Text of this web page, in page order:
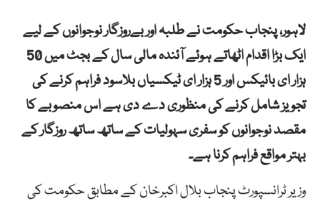
لاہور، پنجاب حکومت نے طلبہ اور بےروزگار نوجوانوں کے لیے
ایک بڑا اقدام اٹھاتے ہوئے آئندہ مالی سال کے بجٹ میں 50
ہزار ای بائیکس اور 5 ہزار ای ٹیکسیاں بلاسود فراہم کرنے کی
تجویز شامل کرنے کی منظوری دے دی ہے اس منصوبے کا
مقصد نوجوانوں کو سفری سہولیات کے ساتھ ساتھ روزگار کے
بہتر مواقع فراہم کرنا ہے۔
وزیر ٹرانسپورٹ پنجاب بلال اکبرخان کے مطابق حکومت کی